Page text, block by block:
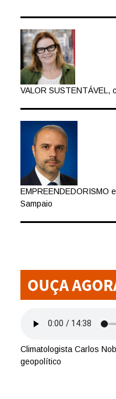
VALOR SUSTENTÁVEL,
EMPREENDEDORISMO
Sampaio
Climatologista Carlos
geopolítico